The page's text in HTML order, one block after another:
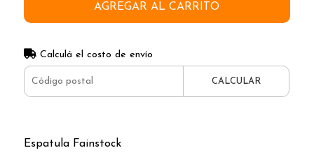
AGREGAR AL CARRITO
Calculá el costo de envío
CALCULAR
Espatula Fainstock